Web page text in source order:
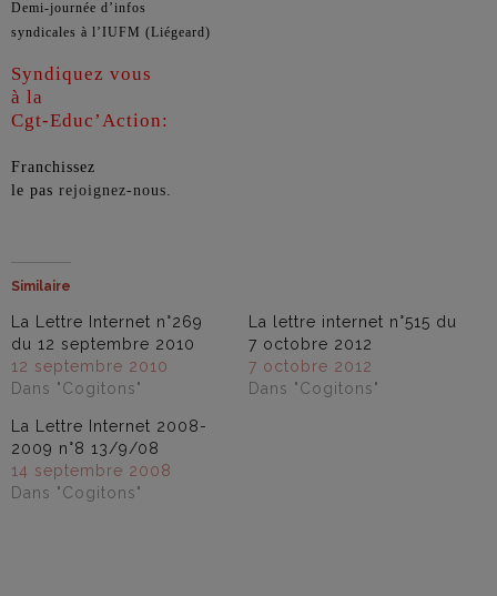
Demi-journée d’infos
syndicales à l’IUFM (Liégeard)
Syndiquez vous
à la
Cgt-Educ’Action:
Franchissez
le pas rejoignez-nous.
Similaire
La Lettre Internet n°269
du 12 septembre 2010
12 septembre 2010
Dans "Cogitons"
La lettre internet n°515 du
7 octobre 2012
7 octobre 2012
Dans "Cogitons"
La Lettre Internet 2008-
2009 n°8 13/9/08
14 septembre 2008
Dans "Cogitons"